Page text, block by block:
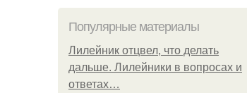
Популярные материалы
Лилейник отцвел, что делать
дальше. Лилейники в вопросах и
ответах…